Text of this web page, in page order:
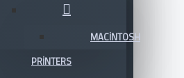
MACINTOSH
PRINTERS